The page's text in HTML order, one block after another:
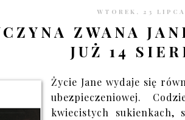
WTOREK, 23
ZWANA
JUŻ 14
Życie Jane wydaje się
ubezpieczeniowej.
kwiecistych sukienkach,